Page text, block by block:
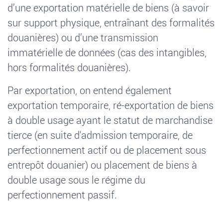
d’une exportation matérielle de biens (à savoir
sur support physique, entraînant des formalités
douanières) ou d’une transmission
immatérielle de données (cas des intangibles,
hors formalités douanières).
Par exportation, on entend également
exportation temporaire, ré-exportation de biens
à double usage ayant le statut de marchandise
tierce (en suite d'admission temporaire, de
perfectionnement actif ou de placement sous
entrepôt douanier) ou placement de biens à
double usage sous le régime du
perfectionnement passif.